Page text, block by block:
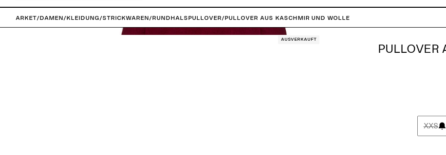
ARKET/Damen/Kleidung/Strickwaren/Rundhalspullover/Pullover aus Kaschmir und Wolle
Ausverkauft
PULLOVER
XXS